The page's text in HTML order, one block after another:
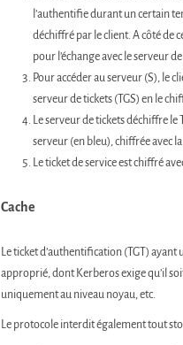
l’authentifie durant un certain
déchiffré par le client. A côté de
pour l’échange avec le serveur
Pour accéder au serveur (S), le
serveur de tickets (TGS) en le
Le serveur de tickets déchiffre le
serveur (en bleu), chiffrée avec la
Le ticket de service est chiffré
Cache
Le ticket d’authentification (TGT)
approprié, dont Kerberos exige qu’il
uniquement au niveau noyau, etc.
Le protocole interdit également tout